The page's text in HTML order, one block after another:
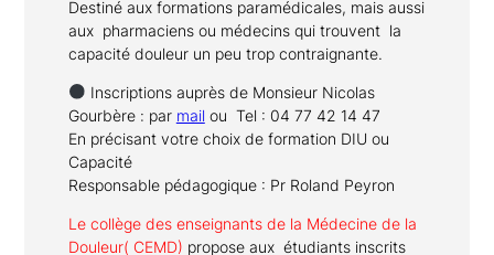
Destiné aux formations paramédicales, mais aussi
aux pharmaciens ou médecins qui trouvent la
capacité douleur un peu trop contraignante.
Inscriptions auprès de Monsieur Nicolas
Gourbère : par mail ou Tel : 04 77 42 14 47
En précisant votre choix de formation DIU ou
Capacité
Responsable pédagogique : Pr Roland Peyron
Le collège des enseignants de la Médecine de la
Douleur( CEMD) propose aux étudiants inscrits